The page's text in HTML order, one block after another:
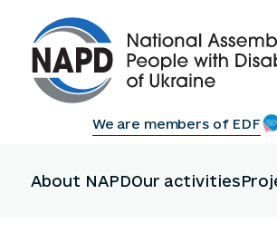
We are members of EDF
About NAPDOur activities